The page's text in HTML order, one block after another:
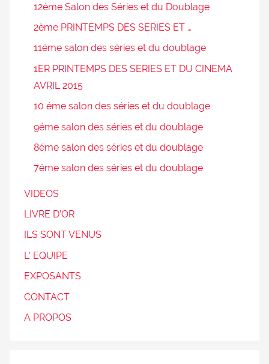
12éme Salon des Séries et du Doublage
2ème PRINTEMPS DES SERIES ET …
11éme salon des séries et du doublage
1ER PRINTEMPS DES SERIES ET DU CINEMA
AVRIL 2015
10 éme salon des séries et du doublage
9éme salon des séries et du doublage
8éme salon des séries et du doublage
7éme salon des séries et du doublage
VIDEOS
LIVRE D’OR
ILS SONT VENUS
L’ EQUIPE
EXPOSANTS
CONTACT
A PROPOS